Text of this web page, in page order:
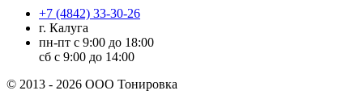
+7 (4842) 33-30-26
г. Калуга
пн-пт с 9:00 до 18:00
сб с 9:00 до 14:00
© 2013 - 2026 ООО Тонировка